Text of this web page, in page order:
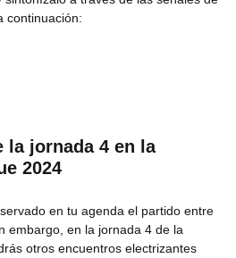
continuación:
la jornada 4 en la
2024
en tu agenda el partido entre
embargo, en la jornada 4 de la
otros encuentros electrizantes